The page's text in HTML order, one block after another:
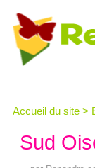
Accueil du site >
Sud